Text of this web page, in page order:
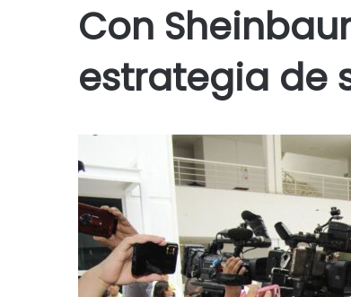
Con
estrategia de